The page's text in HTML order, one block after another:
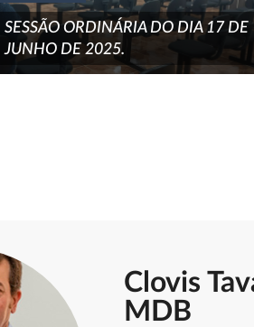
SESSÃO ORDINÁRIA DO DIA 17 DE
JUNHO DE 2025.
Clovis
MDB